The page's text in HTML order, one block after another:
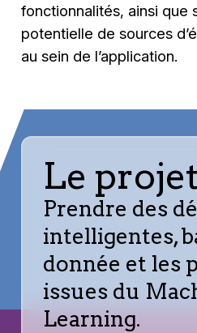
fonctionnalités, ainsi que
potentielle de sources
au sein de l’application.
Le
Prendre des
intelligentes,
donnée et les
issues du
Learning.